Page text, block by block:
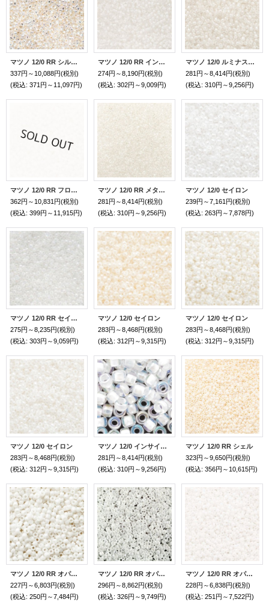
マツノ 12/0 RR シルバーラインレインボー
337円～10,088円(税別)
(税込: 371円～11,097円)
マツノ 12/0 RR インサイド
274円～8,190円(税別)
(税込: 302円～9,009円)
マツノ 12/0 ルミナスインサイド
281円～8,414円(税別)
(税込: 310円～9,256円)
マツノ 12/0 RR フロストルミナス
362円～10,831円(税別)
(税込: 399円～11,915円)
マツノ 12/0 RR メタリックインサイド
281円～8,414円(税別)
(税込: 310円～9,256円)
マツノ 12/0 セイロン
239円～7,161円(税別)
(税込: 263円～7,878円)
マツノ 12/0 RR セイロン レインボー
275円～8,235円(税別)
(税込: 303円～9,059円)
マツノ 12/0 セイロン
283円～8,468円(税別)
(税込: 312円～9,315円)
マツノ 12/0 セイロン
283円～8,468円(税別)
(税込: 312円～9,315円)
マツノ 12/0 セイロン
283円～8,468円(税別)
(税込: 312円～9,315円)
マツノ 12/0 インサイドレインボー
281円～8,414円(税別)
(税込: 310円～9,256円)
マツノ 12/0 RR シェル
323円～9,650円(税別)
(税込: 356円～10,615円)
マツノ 12/0 RR オパーク
227円～6,803円(税別)
(税込: 250円～7,484円)
マツノ 12/0 RR オパーク ラスター
296円～8,862円(税別)
(税込: 326円～9,749円)
マツノ 12/0 RR オパーク レインボー
228円～6,838円(税別)
(税込: 251円～7,522円)